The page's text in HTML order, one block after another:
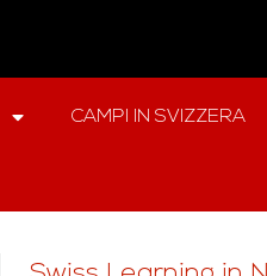
CAMPI IN SVIZZERA